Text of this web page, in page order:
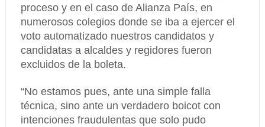
proceso y en el caso de Alianza País, en
numerosos colegios donde se iba a ejercer el
voto automatizado nuestros candidatos y
candidatas a alcaldes y regidores fueron
excluidos de la boleta.
“No estamos pues, ante una simple falla
técnica, sino ante un verdadero boicot con
intenciones fraudulentas que solo pudo